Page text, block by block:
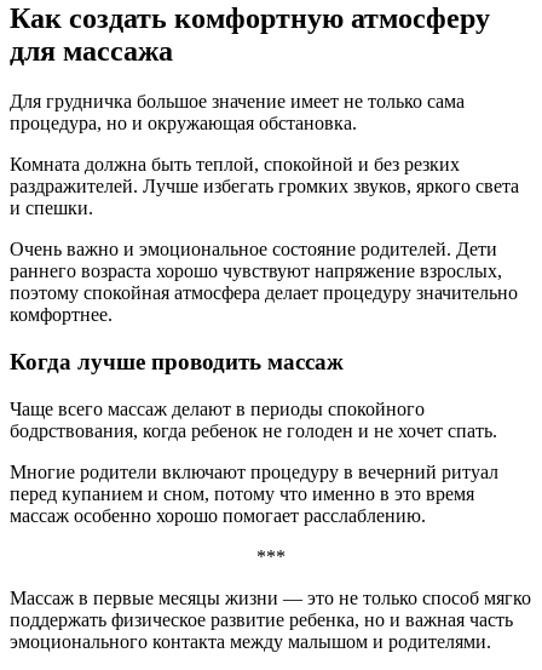
Как создать комфортную атмосферу
для массажа
Для грудничка большое значение имеет не только сама
процедура, но и окружающая обстановка.
Комната должна быть теплой, спокойной и без резких
раздражителей. Лучше избегать громких звуков, яркого света
и спешки.
Очень важно и эмоциональное состояние родителей. Дети
раннего возраста хорошо чувствуют напряжение взрослых,
поэтому спокойная атмосфера делает процедуру значительно
комфортнее.
Когда лучше проводить массаж
Чаще всего массаж делают в периоды спокойного
бодрствования, когда ребенок не голоден и не хочет спать.
Многие родители включают процедуру в вечерний ритуал
перед купанием и сном, потому что именно в это время
массаж особенно хорошо помогает расслаблению.
***
Массаж в первые месяцы жизни — это не только способ мягко
поддержать физическое развитие ребенка, но и важная часть
эмоционального контакта между малышом и родителями.